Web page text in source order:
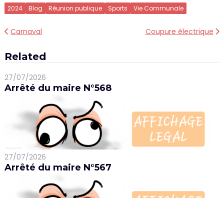
2024 Blog Réunion publique Sports Vie Communale
Navigation
l’article
Carnaval Coupure électrique
Related
27/07/2026
Arrêté du maire N°568
27/07/2026
Arrêté du maire N°567